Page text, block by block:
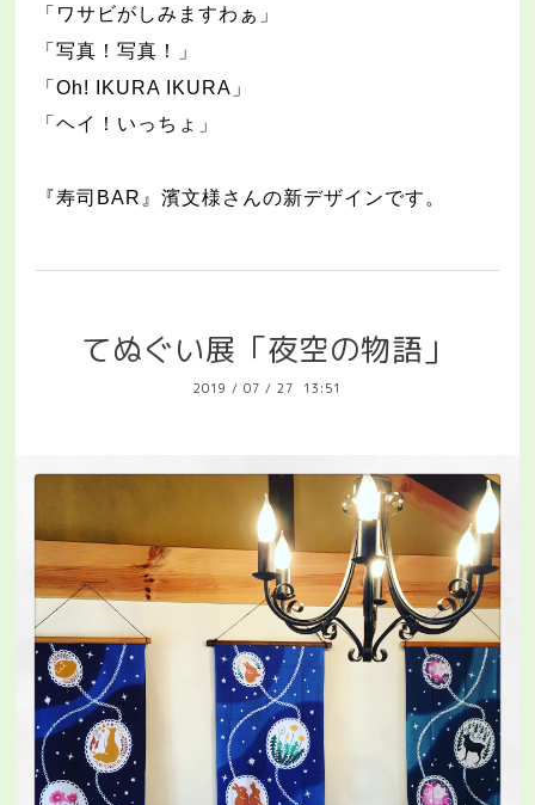
「ワサビがしみますわぁ」
「写真！写真！」
「Oh! IKURA IKURA 」
「ヘイ！いっちょ」
『寿司 BAR 』濱文様さんの新デザインです。
てぬぐい展「夜空の物語」
2019 / 07 / 27 13:51